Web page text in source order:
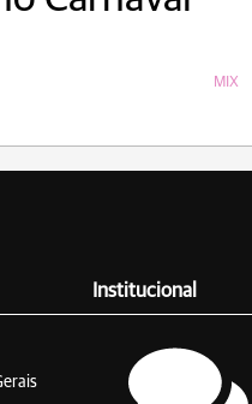
MIX
Institucional